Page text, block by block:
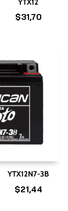
$31,70
YTX12N7-3B
$21,44